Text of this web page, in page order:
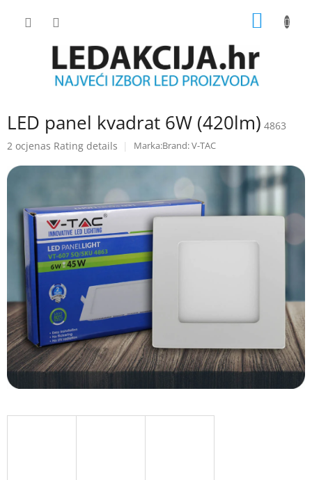
LED panel kvadrat 6W (420lm) 4863
The
product
5.0
stars.
2 ocjenas Rating details Brand:V-TAC